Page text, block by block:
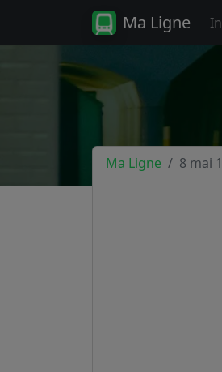
Ma Ligne
Ma Ligne 8 mai